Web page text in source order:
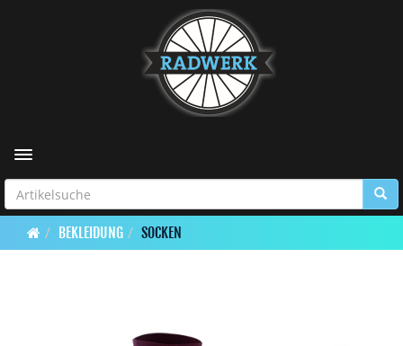
Toggle navigation
BEKLEIDUNG SOCKEN